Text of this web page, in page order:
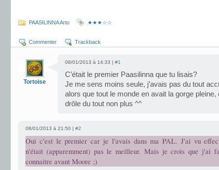
PAASILINNA Arto ★★★☆☆
Commenter Trackback
Tortoise
08/01/2013 à 14:33 | #1
C’était le premier Paasilinna que tu lisais?
Je me sens moins seule, j’avais pas du tout
alors que tout le monde en avait la gorge pleine,
drôle du tout non plus ^^
08/01/2013 à 21:50 | #2
Oui c'est le premier car je l'avais dans ma PAL. J'ai vu
n'était (apparemment) pas le meilleur. Mais je crois que j'ai
connaitre avant Moore ;)